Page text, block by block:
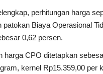
perhitungan harga
patokan Biaya Operasional
0,62 persen.
harga CPO ditetapkan
kernel Rp15.359,00 per